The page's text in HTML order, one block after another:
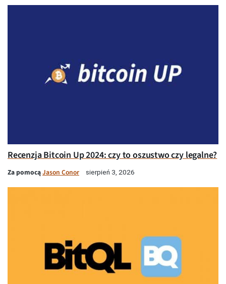
Recenzja Bitcoin Up 2024: czy to oszustwo czy legalne?
Za pomocąJason Conor sierpień 3, 2026